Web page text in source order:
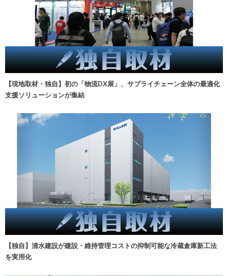
【現地取材・独自】初の「物流DX展」、サプライチェーン全体の最適化
支援ソリューションが集結
【独自】清水建設が建設・維持管理コストの抑制可能な冷蔵倉庫新工法
を実用化